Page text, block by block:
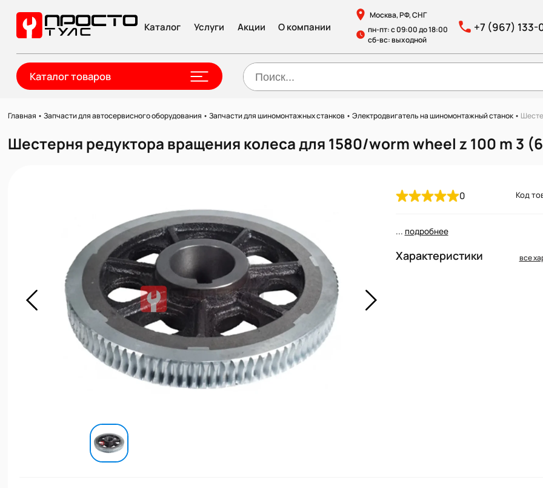
Каталог Услуги Акции О компании
Москва, РФ, СНГ
пн-пт: с 09:00 до 18:00
сб-вс: выходной
+7 (967) 133-
Каталог товаров
Главная •Запчасти для автосервисного оборудования •Запчасти для шиномонтажных станков •Электродвигатель на шиномонтажный станок •
Шестерня редуктора вращения колеса для 1580/worm wheel z 100 m 3
0 Код
... подробнее
Характеристики все